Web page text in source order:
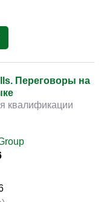
Переговоры на
квалификации